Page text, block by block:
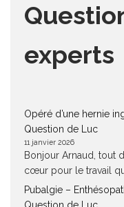
experts
Opéré d’une hernie
Question de Luc
11 janvier 2026
Bonjour Arnaud, tout
cœur pour le travail
Pubalgie –